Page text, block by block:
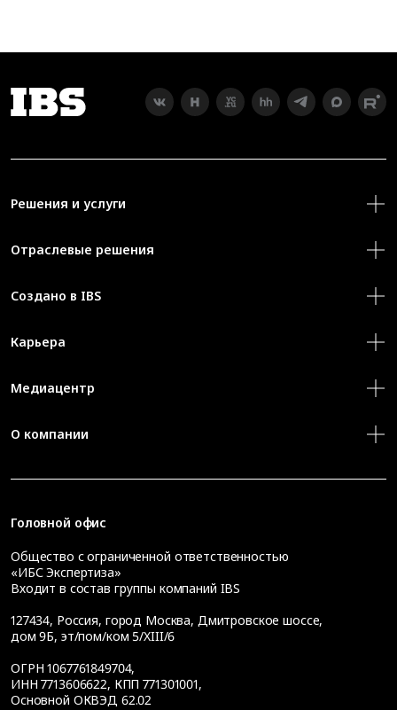
Решения и услуги
Отраслевые решения
Создано в IBS
Карьера
Медиацентр
О компании
Головной офис
Общество с ограниченной ответственностью
«ИБС Экспертиза»
Входит в состав группы компаний IBS
127434, Россия, город Москва, Дмитровское шоссе,
дом 9Б, эт/пом/ком 5/XIII/6
ОГРН 1067761849704,
ИНН 7713606622, КПП 771301001,
Основной ОКВЭД 62.02